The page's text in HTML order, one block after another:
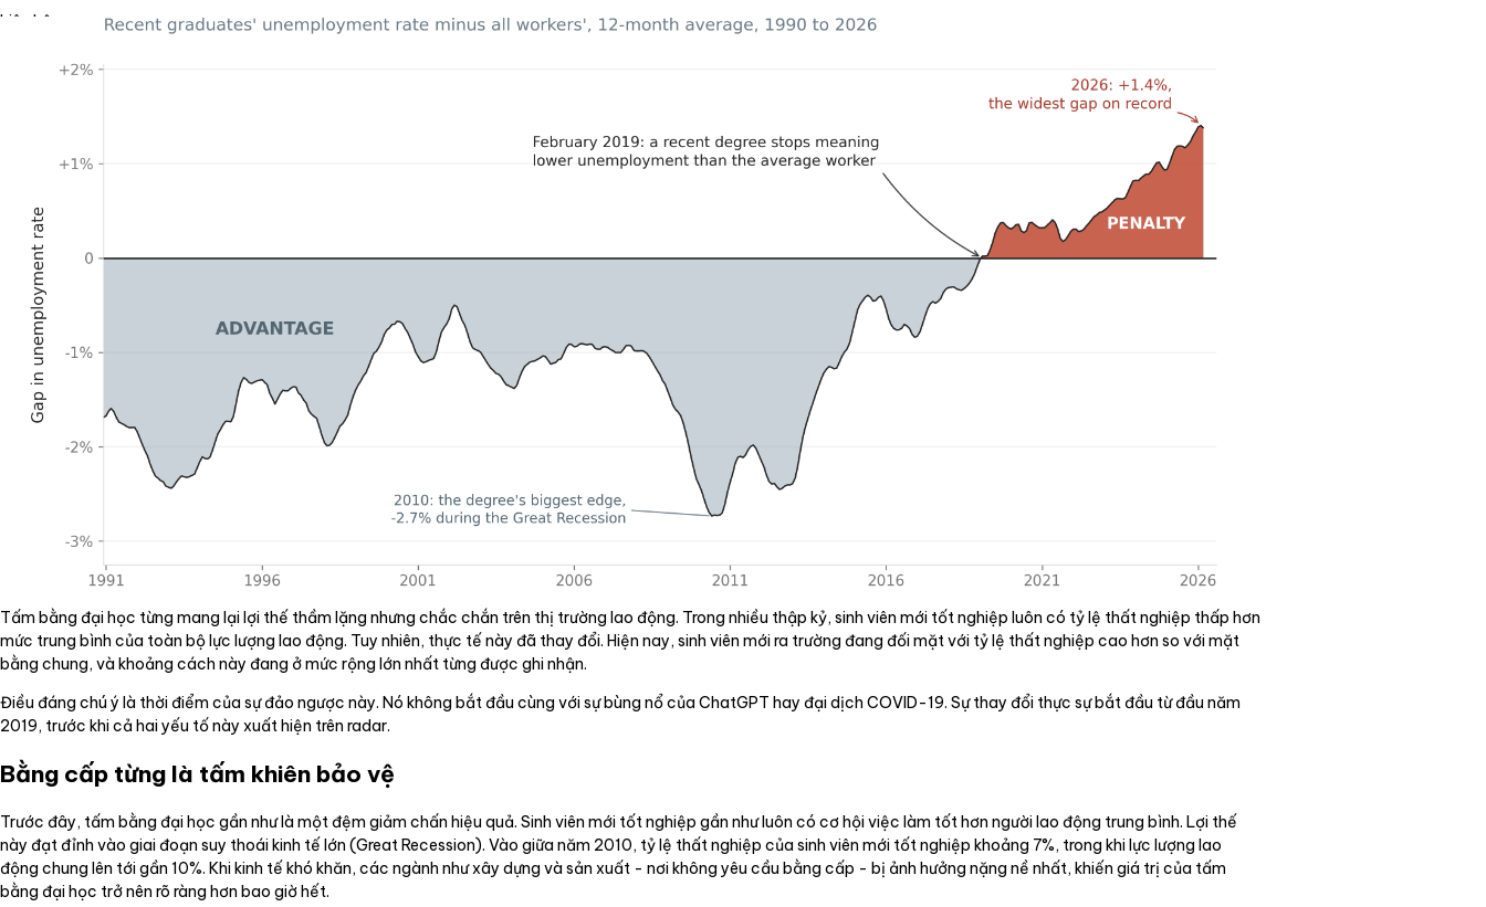
Liên hệ
Tiếng Việt
Tấm bằng đại học từng mang lại lợi thế thầm lặng nhưng chắc chắn trên thị trường lao động. Trong nhiều thập kỷ, sinh viên mới tốt nghiệp luôn có tỷ lệ thất nghiệp thấp hơn
mức trung bình của toàn bộ lực lượng lao động. Tuy nhiên, thực tế này đã thay đổi. Hiện nay, sinh viên mới ra trường đang đối mặt với tỷ lệ thất nghiệp cao hơn so với mặt
bằng chung, và khoảng cách này đang ở mức rộng lớn nhất từng được ghi nhận.
Điều đáng chú ý là thời điểm của sự đảo ngược này. Nó không bắt đầu cùng với sự bùng nổ của ChatGPT hay đại dịch COVID-19. Sự thay đổi thực sự bắt đầu từ đầu năm
2019, trước khi cả hai yếu tố này xuất hiện trên radar.
Bằng cấp từng là tấm khiên bảo vệ
Trước đây, tấm bằng đại học gần như là một đệm giảm chấn hiệu quả. Sinh viên mới tốt nghiệp gần như luôn có cơ hội việc làm tốt hơn người lao động trung bình. Lợi thế
này đạt đỉnh vào giai đoạn suy thoái kinh tế lớn (Great Recession). Vào giữa năm 2010, tỷ lệ thất nghiệp của sinh viên mới tốt nghiệp khoảng 7%, trong khi lực lượng lao
động chung lên tới gần 10%. Khi kinh tế khó khăn, các ngành như xây dựng và sản xuất - nơi không yêu cầu bằng cấp - bị ảnh hưởng nặng nề nhất, khiến giá trị của tấm
bằng đại học trở nên rõ ràng hơn bao giờ hết.